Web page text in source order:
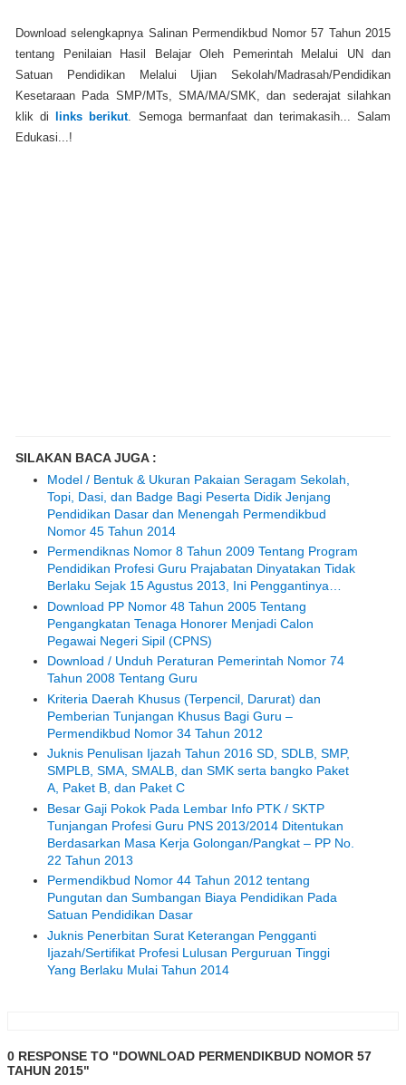
Download selengkapnya Salinan Permendikbud Nomor 57 Tahun 2015
tentang Penilaian Hasil Belajar Oleh Pemerintah Melalui UN dan
Satuan Pendidikan Melalui Ujian Sekolah/Madrasah/Pendidikan
Kesetaraan Pada SMP/MTs, SMA/MA/SMK, dan sederajat silahkan
klik dilinks berikut. Semoga bermanfaat dan terimakasih... Salam
Edukasi...!
SILAKAN BACA JUGA :
Model / Bentuk & Ukuran Pakaian Seragam Sekolah,
Topi, Dasi, dan Badge Bagi Peserta Didik Jenjang
Pendidikan Dasar dan Menengah Permendikbud
Nomor 45 Tahun 2014
Permendiknas Nomor 8 Tahun 2009 Tentang Program
Pendidikan Profesi Guru Prajabatan Dinyatakan Tidak
Berlaku Sejak 15 Agustus 2013, Ini Penggantinya…
Download PP Nomor 48 Tahun 2005 Tentang
Pengangkatan Tenaga Honorer Menjadi Calon
Pegawai Negeri Sipil (CPNS)
Download / Unduh Peraturan Pemerintah Nomor 74
Tahun 2008 Tentang Guru
Kriteria Daerah Khusus (Terpencil, Darurat) dan
Pemberian Tunjangan Khusus Bagi Guru –
Permendikbud Nomor 34 Tahun 2012
Juknis Penulisan Ijazah Tahun 2016 SD, SDLB, SMP,
SMPLB, SMA, SMALB, dan SMK serta bangko Paket
A, Paket B, dan Paket C
Besar Gaji Pokok Pada Lembar Info PTK / SKTP
Tunjangan Profesi Guru PNS 2013/2014 Ditentukan
Berdasarkan Masa Kerja Golongan/Pangkat – PP No.
22 Tahun 2013
Permendikbud Nomor 44 Tahun 2012 tentang
Pungutan dan Sumbangan Biaya Pendidikan Pada
Satuan Pendidikan Dasar
Juknis Penerbitan Surat Keterangan Pengganti
Ijazah/Sertifikat Profesi Lulusan Perguruan Tinggi
Yang Berlaku Mulai Tahun 2014
0 RESPONSE TO "DOWNLOAD PERMENDIKBUD NOMOR 57
TAHUN 2015"